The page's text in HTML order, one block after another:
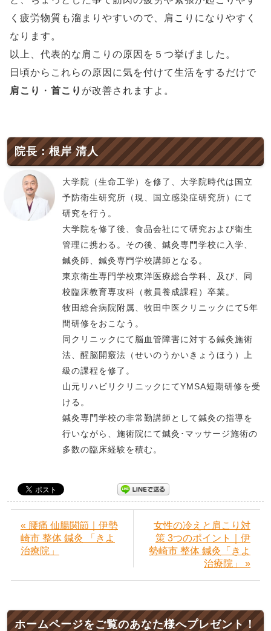
く疲労物質も溜まりやすいので、肩こりになりやすく
なります。
以上、代表的な肩こりの原因を５つ挙げました。
日頃からこれらの原因に気を付けて生活をするだけで
肩こり
・ 首こり が改善されますよ。
院長：根岸 清人
大学院（生命工学）を修了、大学院時代は国立
予防衛生研究所（現、国立感染症研究所）にて
研究を行う。
大学院を修了後、食品会社にて研究および衛生
管理に携わる。その後、鍼灸専門学校に入学、
鍼灸師、鍼灸専門学校講師となる。
東京衛生専門学校東洋医療総合学科、及び、同
校臨床教育専攻科（教員養成課程）卒業。
牧田総合病院附属、牧田中医クリニックにて5年
間研修をおこなう。
同クリニックにて脳血管障害に対する鍼灸施術
法、醒脳開竅法（せいのうかいきょうほう）上
級の課程を修了。
山元リハビリクリニックにてYMSA短期研修を受
ける。
鍼灸専門学校の非常勤講師として鍼灸の指導を
行いながら、施術院にて鍼灸･マッサージ施術の
多数の臨床経験を積む。
« 腰痛 仙腸関節｜伊勢
崎市 整体 鍼灸 「きよ
治療院」
女性の冷えと肩こり対
策 3つのポイント｜伊
勢崎市 整体 鍼灸「きよ
治療院」 »
ホームページをご覧のあなた様へプレゼント！